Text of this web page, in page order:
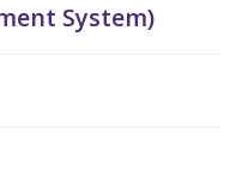
System)